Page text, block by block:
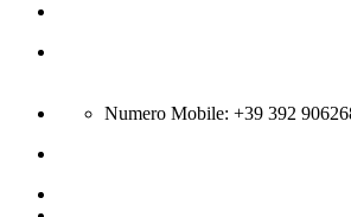
Numero Mobile: +39 392